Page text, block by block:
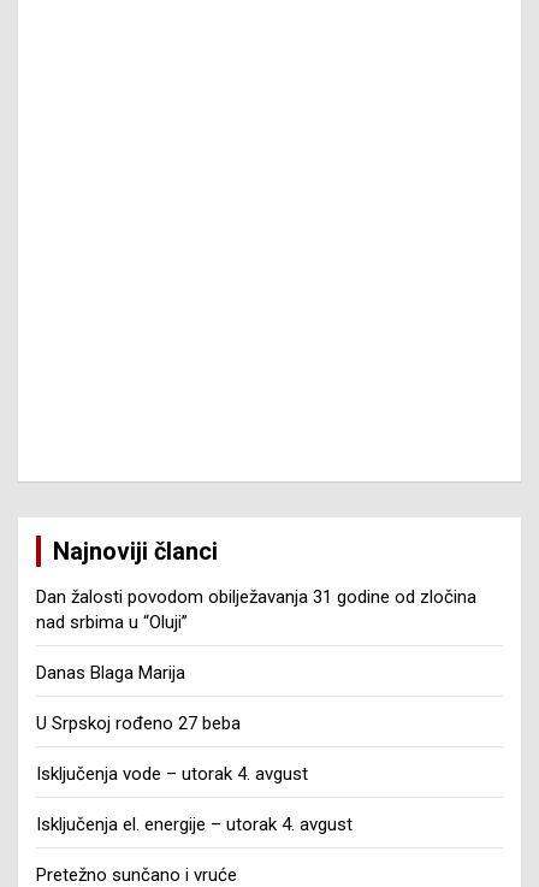
Najnoviji članci
Dan žalosti povodom obilježavanja 31 godine od zločina
nad srbima u “Oluji”
Danas Blaga Marija
U Srpskoj rođeno 27 beba
Isključenja vode – utorak 4. avgust
Isključenja el. energije – utorak 4. avgust
Pretežno sunčano i vruće